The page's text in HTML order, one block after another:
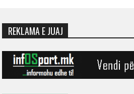
REKLAMA E JUAJ